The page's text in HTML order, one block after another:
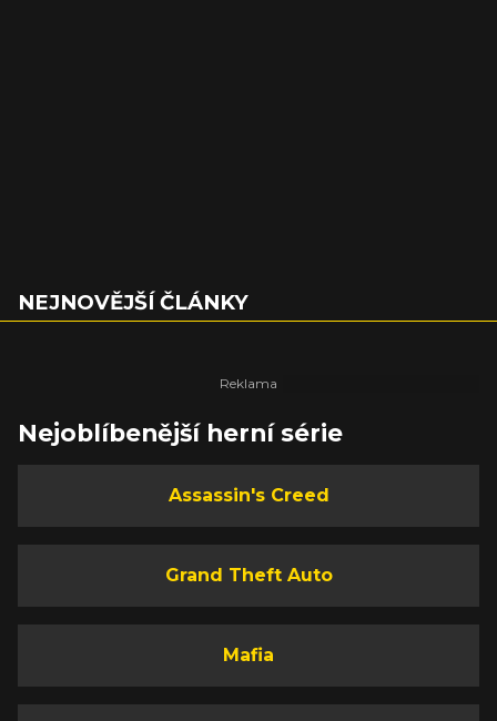
NEJNOVĚJŠÍ ČLÁNKY
Nejoblíbenější herní série
Assassin's Creed
Grand Theft Auto
Mafia